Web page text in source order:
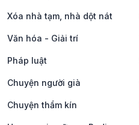
Xóa nhà tạm, nhà dột nát
Văn hóa - Giải trí
Pháp luật
Chuyện người già
Chuyện thầm kín